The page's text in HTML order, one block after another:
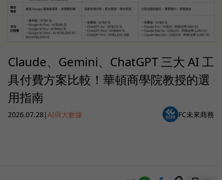
Claude、Gemini、ChatGPT 三大 AI 工
具付費方案比較！華頓商學院教授的選
用指南
2026.07.28|AI與大數據 FC未來商務